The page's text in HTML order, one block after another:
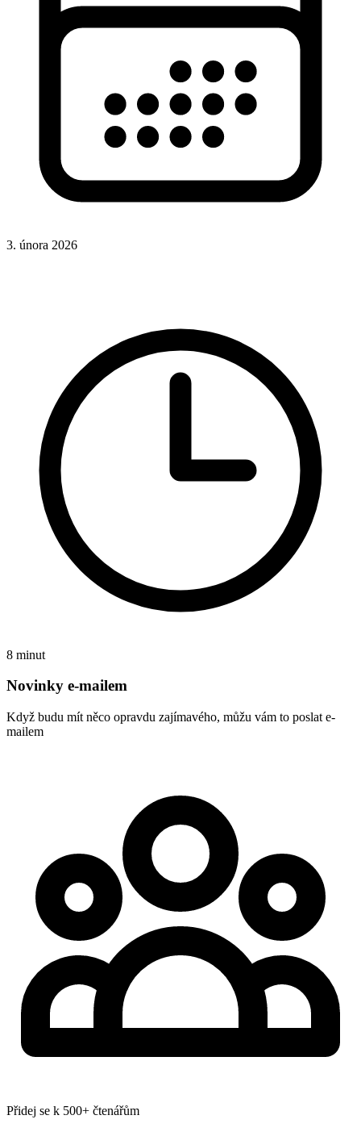
3. února 2026
8 minut
Novinky e-mailem
Když budu mít něco opravdu zajímavého, můžu vám to poslat e-
mailem
Přidej se k 500+ čtenářům